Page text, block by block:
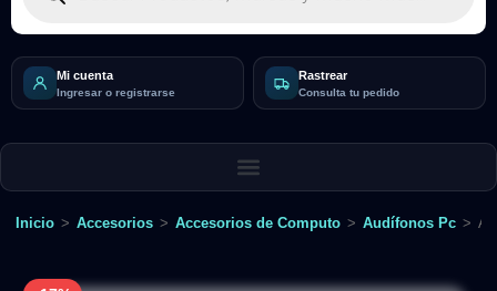
Mi cuenta
Ingresar o registrarse
Rastrear
Consulta tu pedido
Inicio > Accesorios > Accesorios de Computo > Audífonos Pc >